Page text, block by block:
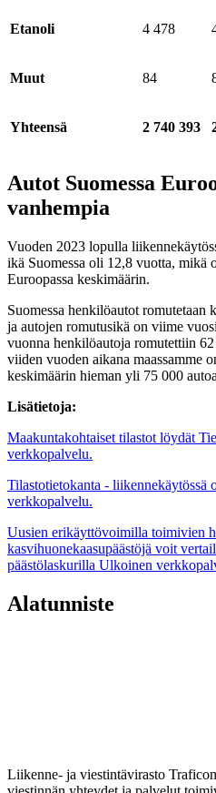
Etanoli 4 478
Muut 84
Yhteensä 2 740 393
Autot Suomessa
vanhempia
Vuoden 2023 lopulla
ikä Suomessa oli 12,8 vuotta, mikä
Euroopassa keskimäärin.
Suomessa henkilöautot romutetaan
ja autojen romutusikä on viime
vuonna henkilöautoja romutettiin
viiden vuoden aikana maassamme
keskimäärin hieman yli 75 000
Lisätietoja:
Maakuntakohtaiset tilastot löydät
verkkopalvelu.
Tilastotietokanta - liikennekäytössä
verkkopalvelu.
Uusien erikäyttövoimilla toimivien
kasvihuonekaasupäästöjä voit
päästölaskurilla Ulkoinen
Alatunniste
Liikenne- ja viestintävirasto